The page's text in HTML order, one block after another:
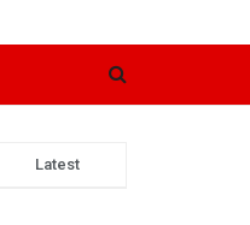
Latest